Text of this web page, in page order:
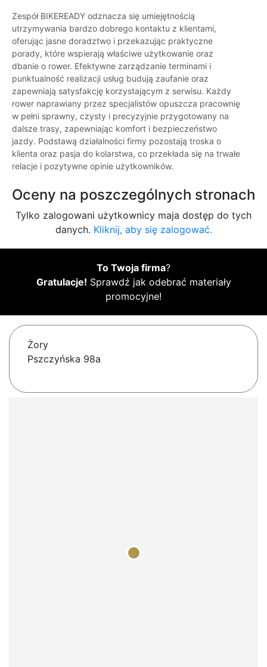
Zespół BIKEREADY odznacza się umiejętnością
utrzymywania bardzo dobrego kontaktu z klientami,
oferując jasne doradztwo i przekazując praktyczne
porady, które wspierają właściwe użytkowanie oraz
dbanie o rower. Efektywne zarządzanie terminami i
punktualność realizacji usług budują zaufanie oraz
zapewniają satysfakcję korzystającym z serwisu. Każdy
rower naprawiany przez specjalistów opuszcza pracownię
w pełni sprawny, czysty i precyzyjnie przygotowany na
dalsze trasy, zapewniając komfort i bezpieczeństwo
jazdy. Podstawą działalności firmy pozostają troska o
klienta oraz pasja do kolarstwa, co przekłada się na trwałe
relacje i pozytywne opinie użytkowników.
Oceny na poszczególnych stronach
Tylko zalogowani użytkownicy maja dostęp do tych
danych. Kliknij, aby się zalogować.
To Twoja firma?
Gratulacje! Sprawdź jak odebrać materiały
promocyjne!
Żory
Pszczyńska 98a